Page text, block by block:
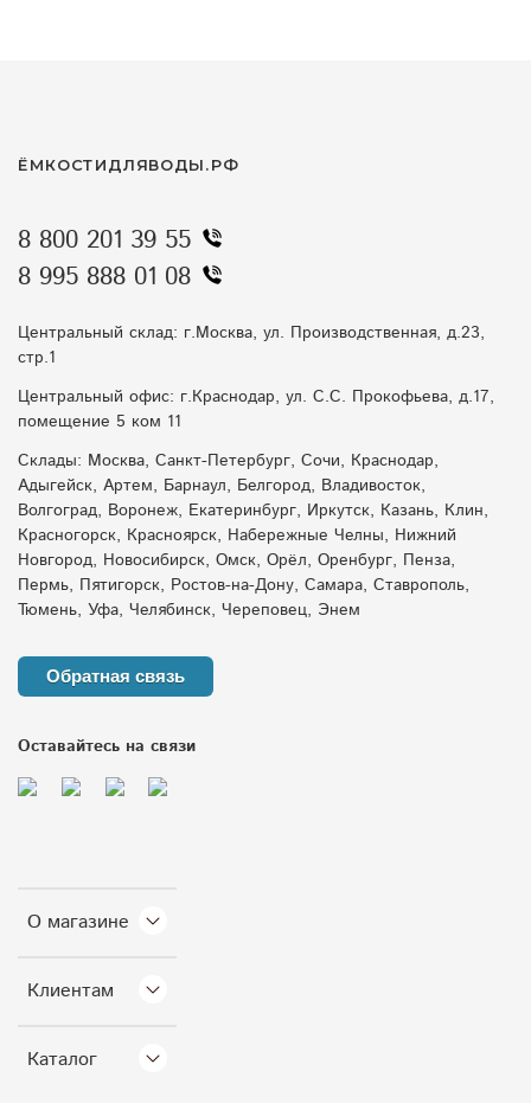
О магазине
Клиентам
Каталог
ЁМКОСТИДЛЯВОДЫ.РФ
8 800 201 39 55
8 995 888 01 08
Центральный склад: г.Москва, ул. Производственная, д.23,
стр.1
Центральный офис: г.Краснодар, ул. С.С. Прокофьева, д.17,
помещение 5 ком 11
Склады: Москва, Санкт-Петербург, Сочи, Краснодар,
Адыгейск, Артем, Барнаул, Белгород, Владивосток,
Волгоград, Воронеж, Екатеринбург, Иркутск, Казань, Клин,
Красногорск, Красноярск, Набережные Челны, Нижний
Новгород, Новосибирск, Омск, Орёл, Оренбург, Пенза,
Пермь, Пятигорск, Ростов-на-Дону, Самара, Ставрополь,
Тюмень, Уфа, Челябинск, Череповец, Энем
Обратная связь
Оставайтесь на связи